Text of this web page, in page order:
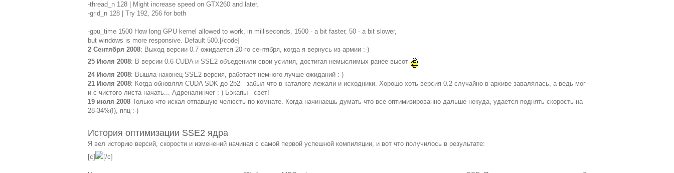
-thread_n 128 | Might increase speed on GTX260 and later.
-grid_n 128 | Try 192, 256 for both
-gpu_time 1500 How long GPU kernel allowed to work, in milliseconds. 1500 - a bit faster, 50 - a bit slower,
but windows is more responsive. Default 500.[/code]
2 Сентября 2008: Выход версии 0.7 ожидается 20-го сентября, когда я вернусь из армии :-)
25 Июля 2008: В версии 0.6 CUDA и SSE2 объеденили свои усилия, достигая немыслимых ранее высот
24 Июля 2008: Вышла наконец SSE2 версия, работает немного лучше ожиданий :-)
21 Июля 2008: Когда обновлял CUDA SDK до 2b2 - забыл что в каталоге лежали и исходники. Хорошо хоть версия 0.2 случайно в архиве завалялась, а ведь мог
и с чистого листа начать... Адреналинчег :-) Бэкапы - свет!
19 июля 2008Только что искал отпавшую челюсть по комнате. Когда начинаешь думать что все оптимизированно дальше некуда, удается поднять скорость на
28-34%(!), ппц :-)
История оптимизации SSE2 ядра
Я вел историю версий, скорости и изменений начиная с самой первой успешной компиляции, и вот что получилось в результате:
[c]
[/c]